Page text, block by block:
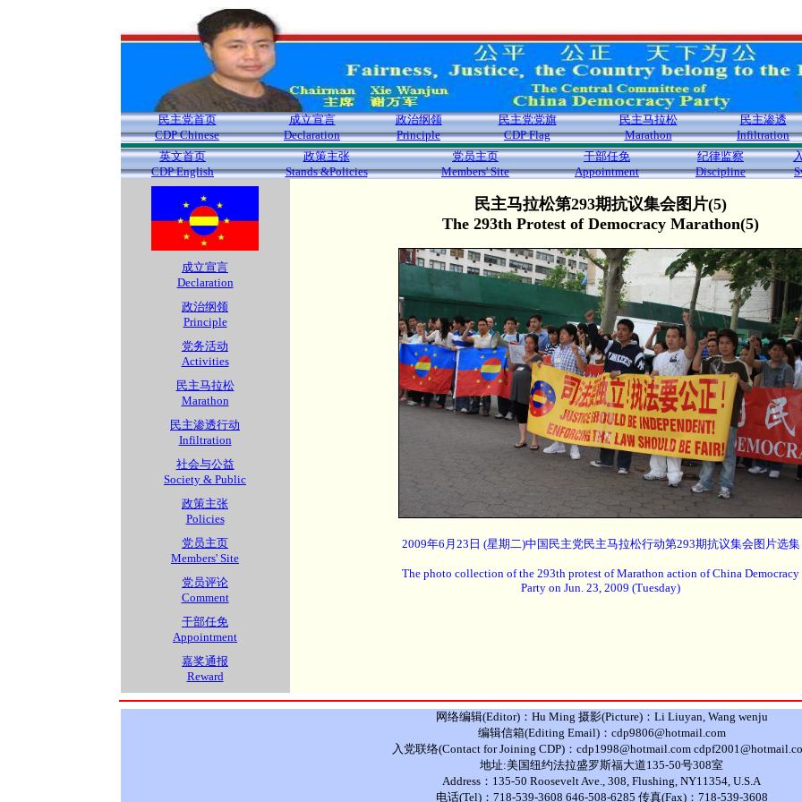
民主党首页
CDP Chinese
成立宣言
Declaration
政治纲领
Principle
民主党党旗
CDP Flag
民主马拉松
Marathon
民主渗透
Infiltration
英文首页
CDP English
政策主张
Stands &Policies
党员主页
Members' Site
干部任免
Appointment
纪律监察
Discipline
成立宣言
Declaration
政治纲领
Principle
党务活动
Activities
民主马拉松
Marathon
民主渗透行动
Infiltration
社会与公益
Society & Public
政策主张
Policies
党员主页
Members' Site
党员评论
Comment
干部任免
Appointment
嘉奖通报
Reward
民主马拉松第293期抗议集会图片(5)
The 293th Protest of Democracy Marathon(5)
2009年6月23日 (星期二)中国民主党民主马拉松行动第293期抗议集会图片选集
The photo collection of the 293th protest of Marathon action of China Democracy
Party on Jun. 23, 2009 (Tuesday)
网络编辑(Editor)：Hu Ming 摄影(Picture)：Li Liuyan, Wang wenju
编辑信箱(Editing Email)：cdp9806@hotmail.com
入党联络(Contact for Joining CDP)：cdp1998@hotmail.com
地址:美国纽约法拉盛罗斯福大道135-50号308室
Address：135-50 Roosevelt Ave., 308, Flushing, NY11354, U.S.A
电话(Tel)：718-539-3608 646-508-6285 传真(Fax)：718-539-3608